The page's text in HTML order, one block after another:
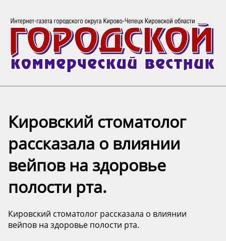
Кировский стоматолог
рассказала о влиянии
вейпов на здоровье
полости рта.
Кировский стоматолог рассказала о влиянии
вейпов на здоровье полости рта.